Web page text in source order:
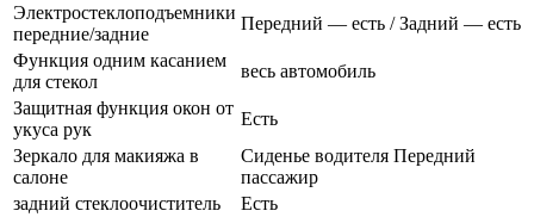
Электростеклоподъемники
передние/задние
Передний — есть / Задний — есть
Функция одним касанием
для стекол
весь автомобиль
Защитная функция окон от
укуса рук
Есть
Зеркало для макияжа в
салоне
Сиденье водителя Передний
пассажир
задний стеклоочиститель
Есть